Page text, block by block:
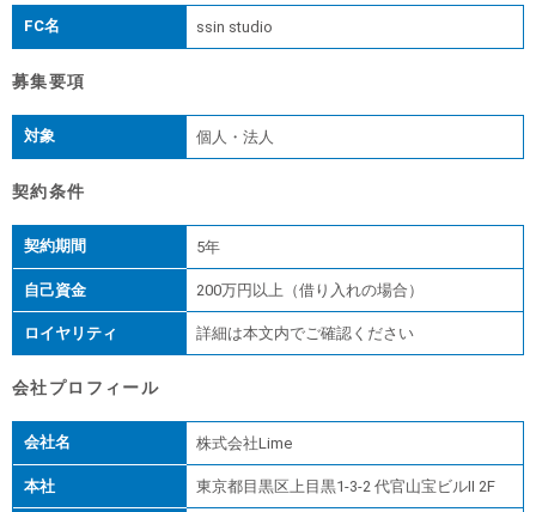
FC名 ssin studio
募集要項
対象 個人・法人
契約条件
契約期間 5年
自己資金 200万円以上（借り入れの場合）
ロイヤリティ 詳細は本文内でご確認ください
会社プロフィール
会社名 株式会社Lime
本社 東京都目黒区上目黒1-3-2 代官山宝ビルⅡ 2F